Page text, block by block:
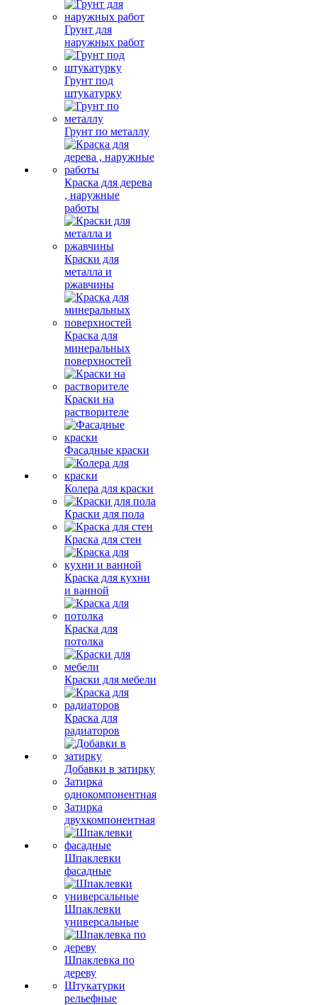
Грунт для
наружных работ
Грунт под
штукатурку
Грунт по металлу
Краска для дерева
, наружные
работы
Краски для
металла и
ржавчины
Краска для
минеральных
поверхностей
Краски на
растворителе
Фасадные краски
Колера для краски
Краски для пола
Краска для стен
Краска для кухни
и ванной
Краска для
потолка
Краски для мебели
Краска для
радиаторов
Добавки в затирку
Затирка
однокомпонентная
Затирка
двухкомпонентная
Шпаклевки
фасадные
Шпаклевки
универсальные
Шпаклевка по
дереву
Штукатурки
рельефные